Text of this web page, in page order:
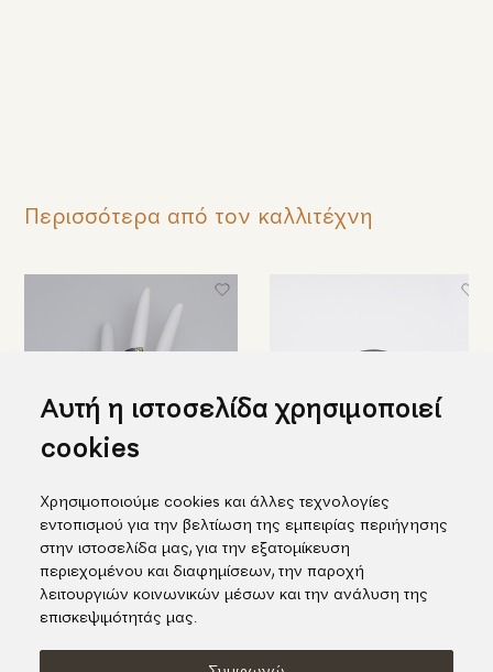
Αυτή η ιστοσελίδα χρησιμοποιεί
cookies
Χρησιμοποιούμε cookies και άλλες τεχνολογίες
εντοπισμού για την βελτίωση της εμπειρίας περιήγησης
στην ιστοσελίδα μας, για την εξατομίκευση
περιεχομένου και διαφημίσεων, την παροχή
λειτουργιών κοινωνικών μέσων και την ανάλυση της
επισκεψιμότητάς μας.
Περισσότερα από τον καλλιτέχνη
Μαύρο ασημένιο δαχτυλίδι με
ένθετο χρυσό K18
538,00€
Εντυπωσιακό ασημένιο
δαχτυλίδι με ένθετο χρυσό και
ένα μαργαριτάρι
464,00€